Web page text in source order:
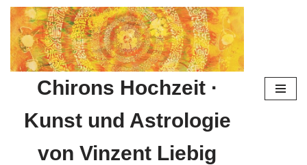
Zum
Inhalt
springen
Chirons Hochzeit ·
Kunst und Astrologie
von Vinzent Liebig